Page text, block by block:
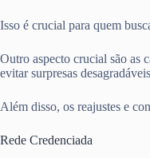
Isso é crucial para quem
Outro aspecto crucial são as
evitar surpresas
Além disso, os reajustes e
Rede Credenciada